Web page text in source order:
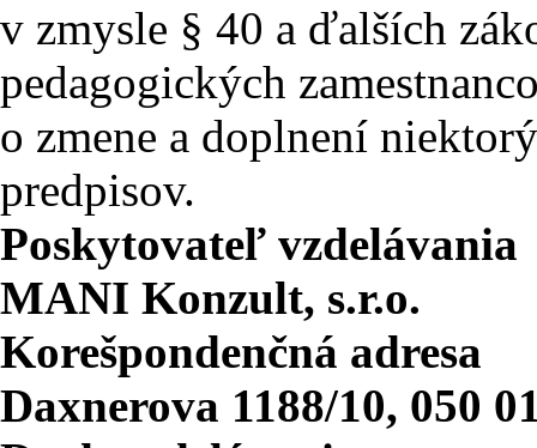
v zmysle § 40 a ďalších
pedagogických
o zmene a doplnení
predpisov.
Poskytovateľ vzdelávania
MANI Konzult, s.r.o.
Korešpondenčná adresa
Daxnerova 1188/10, 050